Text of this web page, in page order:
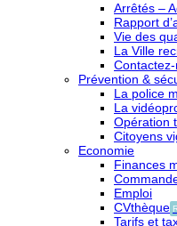
Arrêtés –
Rapport
Vie des
La Ville
Prévention &
La police
La
Opération
Citoyens
Economie
Finances
Emploi
CVthèque
Tarifs et